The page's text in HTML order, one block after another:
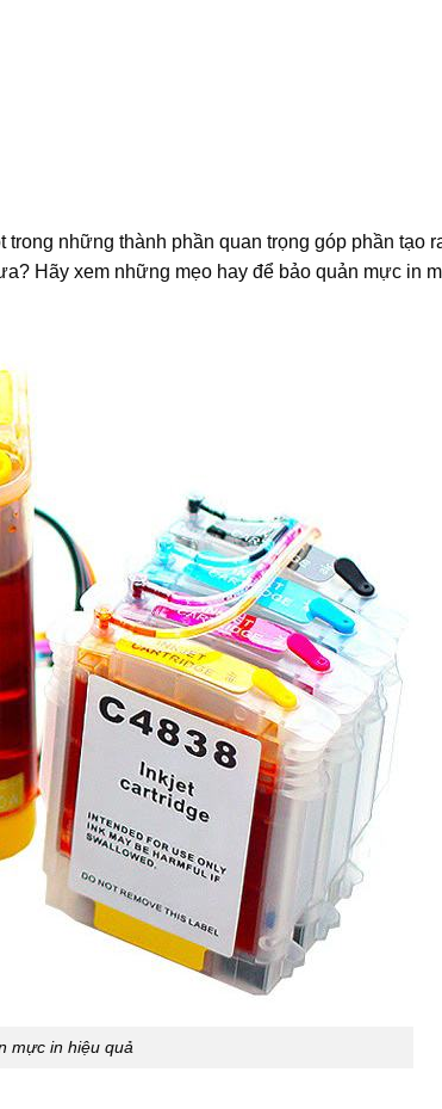
những thành phần quan trọng góp phần tạo
Hãy xem những mẹo hay để bảo quản mực in
mực in hiệu quả